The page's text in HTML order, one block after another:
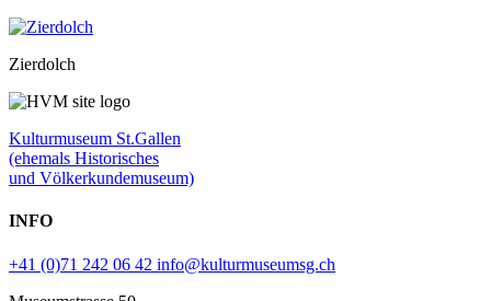
Zierdolch
Kulturmuseum St.Gallen
(ehemals Historisches
und Völkerkundemuseum)
INFO
+41 (0)71 242 06 42 info@kulturmuseumsg.ch